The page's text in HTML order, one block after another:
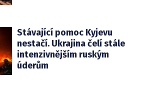
Stávající pomoc Kyjevu
nestačí. Ukrajina čelí stále
intenzivnějším ruským
úderům